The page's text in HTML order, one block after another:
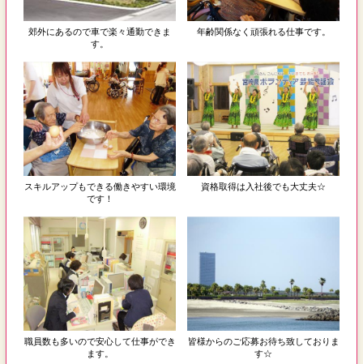
郊外にあるので車で楽々通勤できま
す。
年齢関係なく頑張れる仕事です。
スキルアップもできる働きやすい環境
です！
資格取得は入社後でも大丈夫☆
職員数も多いので安心して仕事ができ
ます。
皆様からのご応募お待ち致しておりま
す☆